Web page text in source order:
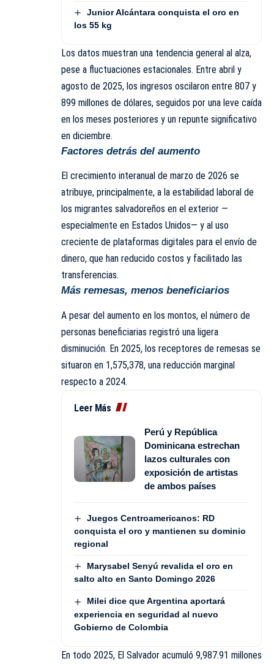
Junior Alcántara conquista el oro en
los 55 kg
Los datos muestran una tendencia general al alza,
pese a fluctuaciones estacionales. Entre abril y
agosto de 2025, los ingresos oscilaron entre 807 y
899 millones de dólares, seguidos por una leve caída
en los meses posteriores y un repunte significativo
en diciembre.
Factores detrás del aumento
El crecimiento interanual de marzo de 2026 se
atribuye, principalmente, a la estabilidad laboral de
los migrantes salvadoreños en el exterior —
especialmente en Estados Unidos— y al uso
creciente de plataformas digitales para el envío de
dinero, que han reducido costos y facilitado las
transferencias.
Más remesas, menos beneficiarios
A pesar del aumento en los montos, el número de
personas beneficiarias registró una ligera
disminución. En 2025, los receptores de remesas se
situaron en 1,575,378, una reducción marginal
respecto a 2024.
Leer Más
Perú y República
Dominicana estrechan
lazos culturales con
exposición de artistas
de ambos países
Juegos Centroamericanos: RD
conquista el oro y mantienen su dominio
regional
Marysabel Senyú revalida el oro en
salto alto en Santo Domingo 2026
Milei dice que Argentina aportará
experiencia en seguridad al nuevo
Gobierno de Colombia
En todo 2025, El Salvador acumuló 9,987.91 millones